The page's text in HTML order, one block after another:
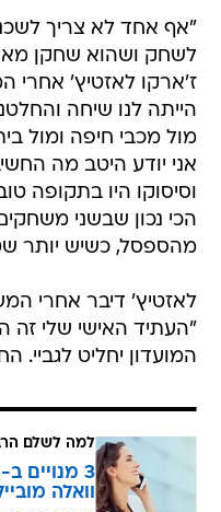
"אף אחד לא צריך
לשחק ושהוא שחקן
ז'ארקו לאזטיץ' אחרי
הייתה לנו שיחה
מול מכבי חיפה ומול
אני יודע היטב מה
וסיסוקו היו בתקופה
מהספסל, כשיש יותר
לאזטיץ' דיבר אחרי
"העתיד האישי שלי
המועדון יחליט לגביי.
למה לשלם
וואלה